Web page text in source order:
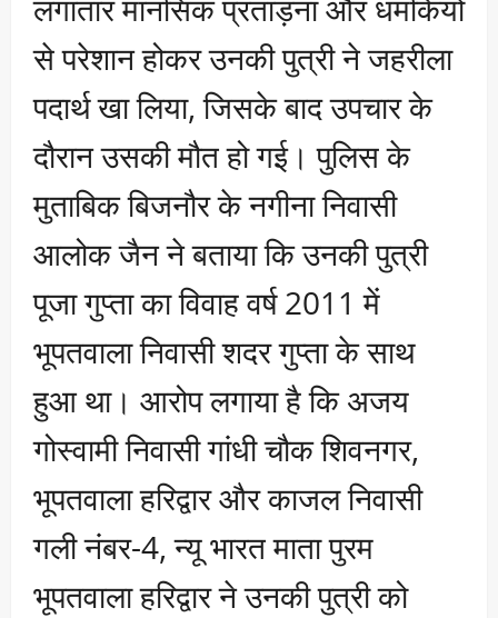
लगातार मानसिक प्रताड़ना और धमकियों
से परेशान होकर उनकी पुत्री ने जहरीला
पदार्थ खा लिया, जिसके बाद उपचार के
दौरान उसकी मौत हो गई। पुलिस के
मुताबिक बिजनौर के नगीना निवासी
आलोक जैन ने बताया कि उनकी पुत्री
पूजा गुप्ता का विवाह वर्ष 2011 में
भूपतवाला निवासी शदर गुप्ता के साथ
हुआ था। आरोप लगाया है कि अजय
गोस्वामी निवासी गांधी चौक शिवनगर,
भूपतवाला हरिद्वार और काजल निवासी
गली नंबर-4, न्यू भारत माता पुरम
भूपतवाला हरिद्वार ने उनकी पुत्री को